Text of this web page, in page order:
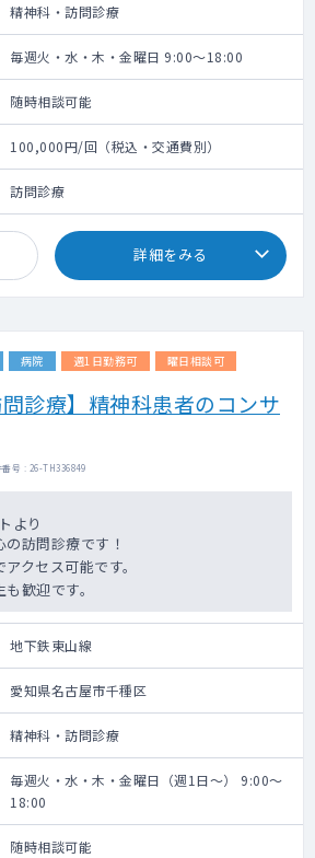
精神科・訪問診療
毎週火・水・木・金曜日 9:00～18:00
随時相談可能
100,000円/回（税込・交通費別）
訪問診療
詳細をみる
病院 週1日勤務可 曜日相談可
診療】精神科患者のコンサ
号 : 26-TH336849
より
訪問診療です！
クセス可能です。
歓迎です。
地下鉄東山線
愛知県名古屋市千種区
精神科・訪問診療
毎週火・水・木・金曜日（週1日～） 9:00～
18:00
随時相談可能